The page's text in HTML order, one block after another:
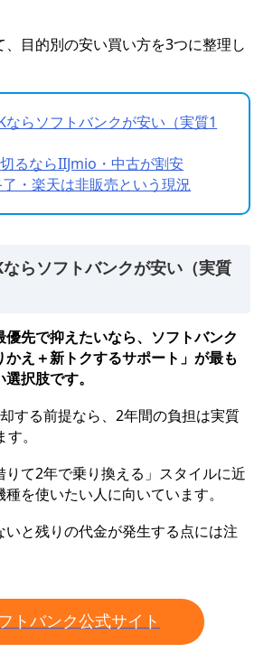
、目的別の安い買い方を3つに整理し
ならソフトバンクが安い（実質1
るならIIJmio・中古が割安
・楽天は非販売という現況
らソフトバンクが安い（実質
先で抑えたいなら、ソフトバンク
え＋新トクするサポート」が最も
択肢です。
する前提なら、2年間の負担は実質
。
りて2年で乗り換える」スタイルに近
を使いたい人に向いています。
いと残りの代金が発生する点には注
トバンク公式サイト